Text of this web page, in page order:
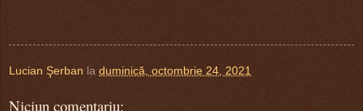
Lucian Şerban la duminică, octombrie 24, 2021
Niciun comentariu: